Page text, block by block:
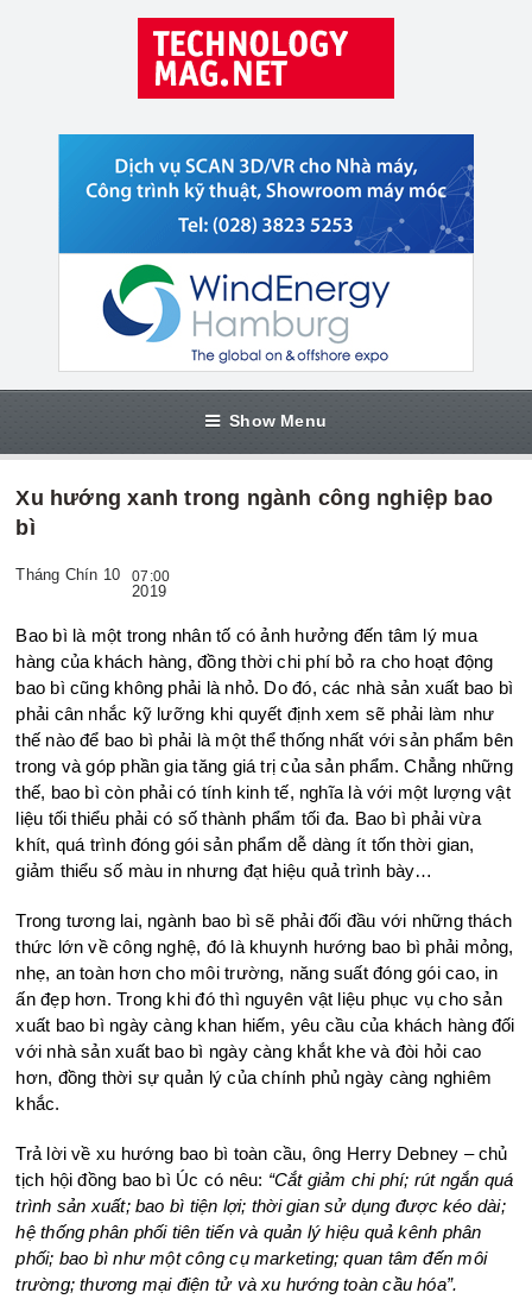
Show Menu
Xu hướng xanh trong ngành công nghiệp bao
bì
Tháng Chín 10 07:00
2019
Bao bì là một trong nhân tố có ảnh hưởng đến tâm lý mua
hàng của khách hàng, đồng thời chi phí bỏ ra cho hoạt động
bao bì cũng không phải là nhỏ. Do đó, các nhà sản xuất bao bì
phải cân nhắc kỹ lưỡng khi quyết định xem sẽ phải làm như
thế nào để bao bì phải là một thể thống nhất với sản phẩm bên
trong và góp phần gia tăng giá trị của sản phẩm. Chẳng những
thế, bao bì còn phải có tính kinh tế, nghĩa là với một lượng vật
liệu tối thiểu phải có số thành phẩm tối đa. Bao bì phải vừa
khít, quá trình đóng gói sản phẩm dễ dàng ít tốn thời gian,
giảm thiểu số màu in nhưng đạt hiệu quả trình bày…
Trong tương lai, ngành bao bì sẽ phải đối đầu với những thách
thức lớn về công nghệ, đó là khuynh hướng bao bì phải mỏng,
nhẹ, an toàn hơn cho môi trường, năng suất đóng gói cao, in
ấn đẹp hơn. Trong khi đó thì nguyên vật liệu phục vụ cho sản
xuất bao bì ngày càng khan hiếm, yêu cầu của khách hàng đối
với nhà sản xuất bao bì ngày càng khắt khe và đòi hỏi cao
hơn, đồng thời sự quản lý của chính phủ ngày càng nghiêm
khắc.
Trả lời về xu hướng bao bì toàn cầu, ông Herry Debney – chủ
tịch hội đồng bao bì Úc có nêu: “Cắt giảm chi phí; rút ngắn quá
trình sản xuất; bao bì tiện lợi; thời gian sử dụng được kéo dài;
hệ thống phân phối tiên tiến và quản lý hiệu quả kênh phân
phối; bao bì như một công cụ marketing; quan tâm đến môi
trường; thương mại điện tử và xu hướng toàn cầu hóa”.